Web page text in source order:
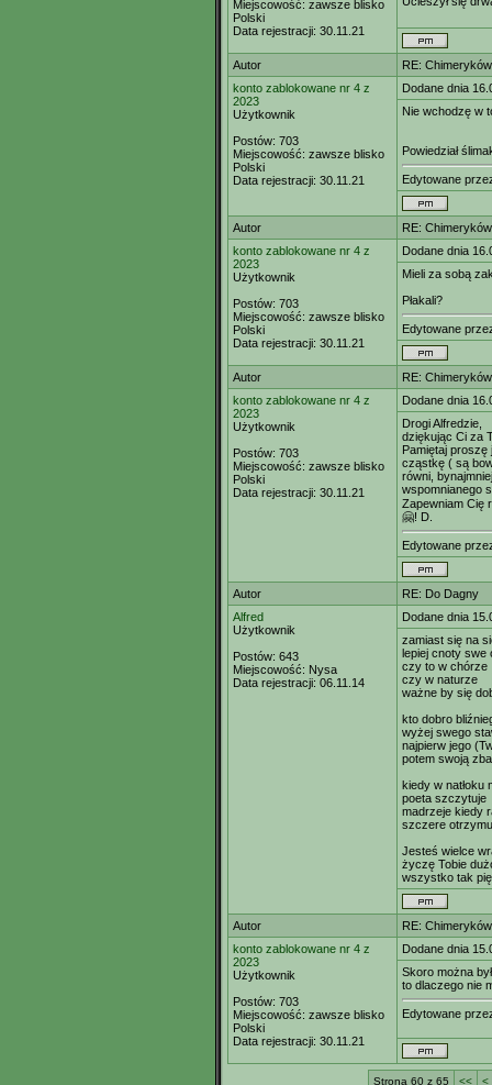
Miejscowość: zawsze blisko
Polski
Data rejestracji: 30.11.21
Autor
RE:
konto zablokowane nr 4 z
2023
Użytkownik
Postów: 703
Miejscowość: zawsze blisko
Polski
Data rejestracji: 30.11.21
Dodane dnia
Nie wchodzę w
Powiedział
Edytowane
Autor
RE:
konto zablokowane nr 4 z
2023
Użytkownik
Postów: 703
Miejscowość: zawsze blisko
Polski
Data rejestracji: 30.11.21
Dodane dnia
Mieli za sobą
Płakali?
Edytowane
Autor
RE:
konto zablokowane nr 4 z
2023
Użytkownik
Postów: 703
Miejscowość: zawsze blisko
Polski
Data rejestracji: 30.11.21
Dodane dnia
Drogi Alfredzie,
dziękując Ci za
Pamiętaj
cząstkę ( są
równi,
wspomnianego
Zapewniam Cię
🤗! D.
Edytowane
Autor
RE: Do Dagny
Alfred
Użytkownik
Postów: 643
Miejscowość: Nysa
Data rejestracji: 06.11.14
Dodane dnia
zamiast się na
lepiej cnoty swe
czy to w chórze
czy w naturze
ważne by się
kto dobro
wyżej swego
najpierw jego
potem swoją
kiedy w natłoku
poeta szczytuje
madrzeje kiedy
szczere
Jesteś wielce
życzę Tobie
wszystko tak
Autor
RE:
konto zablokowane nr 4 z
2023
Użytkownik
Postów: 703
Miejscowość: zawsze blisko
Polski
Data rejestracji: 30.11.21
Dodane dnia
Skoro można
to dlaczego nie
Edytowane
Strona 60 z 65 << <